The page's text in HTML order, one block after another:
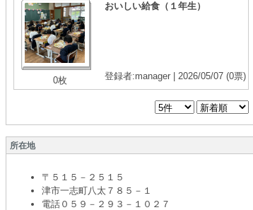
0枚
おいしい給食（１年生）
登録者:manager | 2026/05/07 (0票)
所在地
〒５１５－２５１５
津市一志町八太７８５－１
電話０５９－２９３－１０２７